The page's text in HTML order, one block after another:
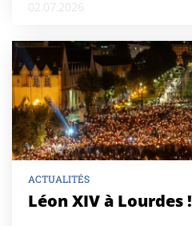
02.07.2026
ACTUALITÉS
Léon XIV à Lourdes !